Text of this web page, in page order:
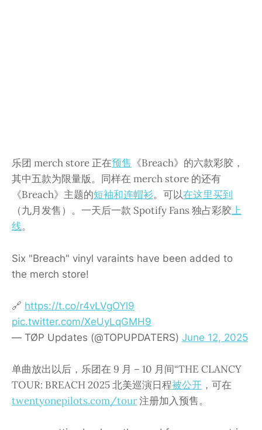
乐团 merch store 正在预售 《Breach》的六款彩胶，
其中五款为限量版。同样在 merch store 的还有
《Breach》主题的短袖和连帽衫。可以在这里买到
（九月发售）。一天后一款 Spotify Fans 独占彩胶上
线。
Six "Breach" vinyl varaints have been added to
the merch store!
🔗 https://t.co/r4vLVgOYl9
pic.twitter.com/XeUyLqGMH9
— TØP Updates (@TOPUPDATERS) June 12, 2025
单曲放出以后，乐团在 9 月 – 10 月间“THE CLANCY
TOUR: BREACH 2025 北美巡演日程被公开 ，可在
twentyonepilots.com/tour注册加入预售。